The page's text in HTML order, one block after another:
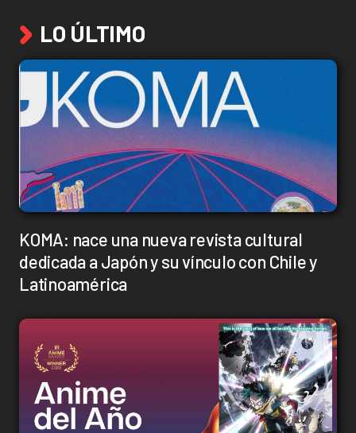
LO ÚLTIMO
KOMA: nace una nueva revista cultural
dedicada a Japón y su vínculo con Chile y
Latinoamérica